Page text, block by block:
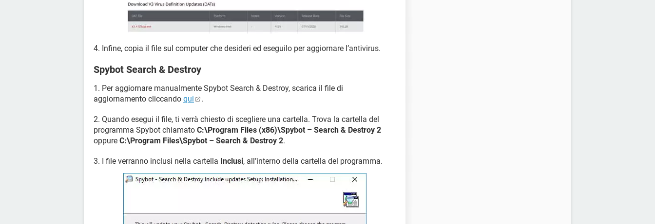
4. Infine, copia il file sul computer che desideri ed eseguilo per aggiornare l’antivirus.
Spybot Search & Destroy
1. Per aggiornare manualmente Spybot Search & Destroy, scarica il file di
aggiornamento cliccando qui .
2. Quando esegui il file, ti verrà chiesto di scegliere una cartella. Trova la cartella del
programma Spybot chiamato C:\Program Files (x86)\Spybot – Search & Destroy 2
oppure C:\Program Files\Spybot – Search & Destroy 2.
3. I file verranno inclusi nella cartella Inclusi, all’interno della cartella del programma.